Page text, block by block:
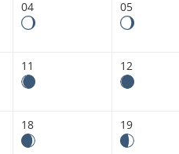
España.
04 05
11 12
18 19